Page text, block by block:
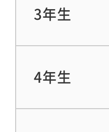
3年生
4年生